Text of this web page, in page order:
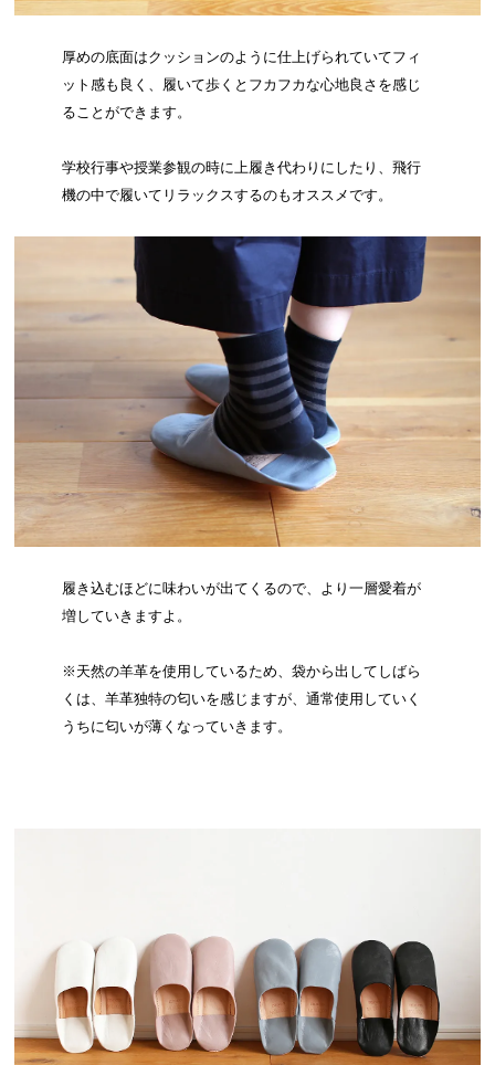
厚めの底面はクッションのように仕上げられていてフィ
ット感も良く、履いて歩くとフカフカな心地良さを感じ
ることができます。
学校行事や授業参観の時に上履き代わりにしたり、飛行
機の中で履いてリラックスするのもオススメです。
履き込むほどに味わいが出てくるので、より一層愛着が
増していきますよ。
※天然の羊革を使用しているため、袋から出してしばら
くは、羊革独特の匂いを感じますが、通常使用していく
うちに匂いが薄くなっていきます。